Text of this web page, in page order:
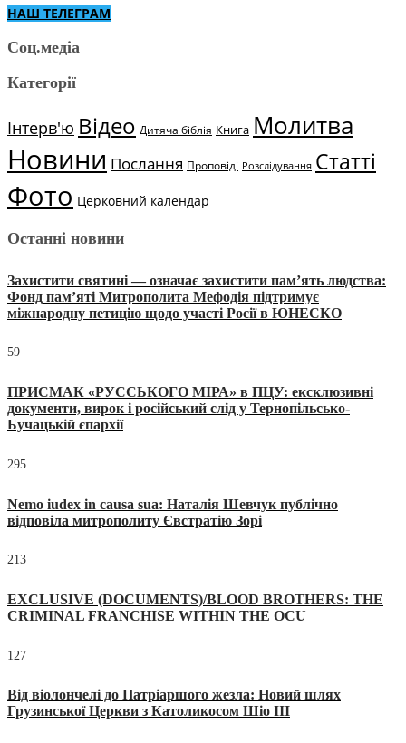
НАШ ТЕЛЕГРАМ
Соц.медіа
Категорії
Інтерв'ю Відео Дитяча біблія Книга Молитва
Новини Послання Проповіді Розслідування Статті
Фото Церковний календар
Останні новини
Захистити святині — означає захистити пам’ять людства:
Фонд пам’яті Митрополита Мефодія підтримує
міжнародну петицію щодо участі Росії в ЮНЕСКО
59
ПРИСМАК «РУССЬКОГО МІРА» в ПЦУ: ексклюзивні
документи, вирок і російський слід у Тернопільсько-
Бучацькій єпархії
295
Nemo iudex in causa sua: Наталія Шевчук публічно
відповіла митрополиту Євстратію Зорі
213
EXCLUSIVE (DOCUMENTS)/BLOOD BROTHERS: THE
CRIMINAL FRANCHISE WITHIN THE OCU
127
Від віолончелі до Патріаршого жезла: Новий шлях
Грузинської Церкви з Католикосом Шіо III